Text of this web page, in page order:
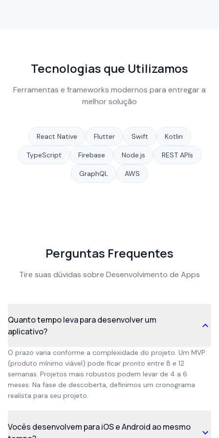
Tecnologias que Utilizamos
Ferramentas e frameworks modernos para entregar a
melhor solução
React Native Flutter Swift Kotlin
TypeScript Firebase Node.js REST APIs
GraphQL AWS
Perguntas Frequentes
Tire suas dúvidas sobre Desenvolvimento de Apps
Quanto tempo leva para desenvolver um
aplicativo?
O prazo varia conforme a complexidade do projeto. Um MVP
(produto mínimo viável) pode ficar pronto entre 8 e 12
semanas. Projetos mais robustos podem levar de 4 a 6
meses. Na fase de descoberta, definimos um cronograma
realista para seu projeto.
Vocês desenvolvem para iOS e Android ao mesmo